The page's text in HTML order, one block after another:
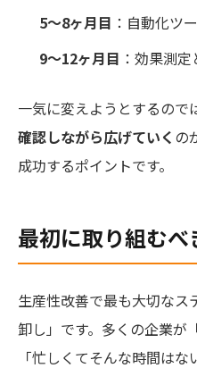
5〜8ヶ月目 ：自動化ツ
9〜12ヶ月目 ：効果測
一気に変えようとするので
確認しながら広げていく の
成功するポイントです。
最初に取り組むべ
生産性改善で最も大切な
卸し」です。多くの企業が
「忙しくてそんな時間は